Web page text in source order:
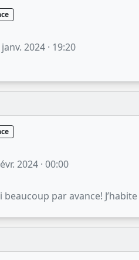
2024 · 19:20
2024 · 00:00
beaucoup par avance!